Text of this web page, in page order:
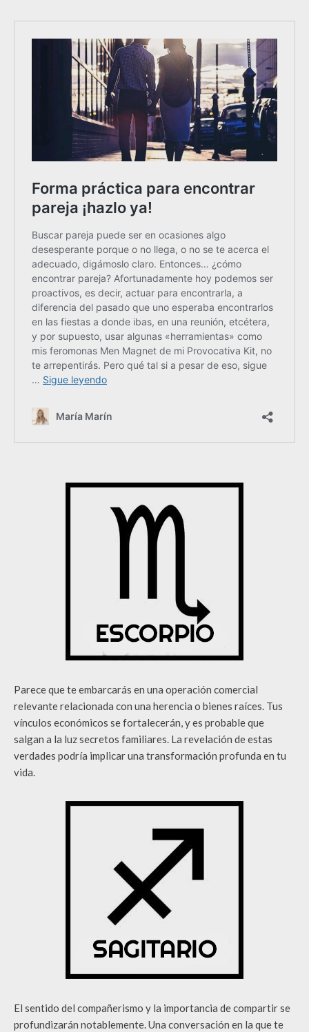
Parece que te embarcarás en una operación comercial
relevante relacionada con una herencia o bienes raíces. Tus
vínculos económicos se fortalecerán, y es probable que
salgan a la luz secretos familiares. La revelación de estas
verdades podría implicar una transformación profunda en tu
vida.
El sentido del compañerismo y la importancia de compartir se
profundizarán notablemente. Una conversación en la que te